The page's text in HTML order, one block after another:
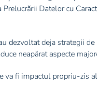
Prelucrării Datelor cu
dezvoltat deja strategii
neapărat aspecte
va fi impactul propriu-zis